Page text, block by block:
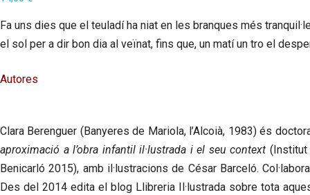
Fa uns dies que el teuladí ha niat en les branques més
el sol per a dir bon dia al veïnat, fins que, un matí un tro el
Autores
Clara Berenguer (Banyeres de Mariola, l’Alcoià, 1983) és
aproximació a l’obra infantil il·lustrada i el seu context (Institut
Benicarló 2015), amb il·lustracions de César Barceló.
Des del 2014 edita el blog Llibreria Il·lustrada sobre tota